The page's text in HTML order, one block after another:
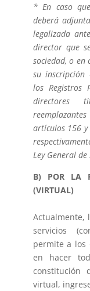
* En caso
deberá
legalizada
director que
sociedad, o
su inscripción
los Registros
directores
artículos 156 y
Ley General de
B) POR LA
(VIRTUAL)
Actualmente,
servicios
permite a los
en hacer
constitución
virtual,